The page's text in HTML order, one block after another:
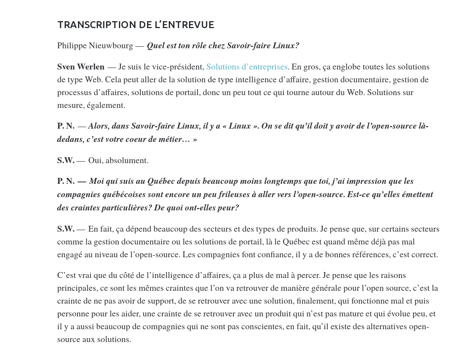
TRANSCRIPTION DE L’ENTREVUE
Philippe Nieuwbourg — Quel est ton rôle chez Savoir-faire Linux?
Sven Werlen — Je suis le vice-président,Solutions d’entreprises. En gros, ça englobe toutes les solutions
de type Web. Cela peut aller de la solution de type intelligence d’affaire, gestion documentaire, gestion de
processus d’affaires, solutions de portail, donc un peu tout ce qui tourne autour du Web. Solutions sur
mesure, également.
P. N. —Alors, dans Savoir-faire Linux, il y a « Linux ». On se dit qu’il doit y avoir de l’open-source là-
dedans, c’est votre coeur de métier… »
S.W.— Oui, absolument.
P. N. —Moi qui suis au Québec depuis beaucoup moins longtemps que toi, j’ai impression que les
compagnies québécoises sont encore un peu frileuses à aller vers l’open-source. Est-ce qu’elles émettent
des craintes particulières? De quoi ont-elles peur?
S.W.— En fait, ça dépend beaucoup des secteurs et des types de produits. Je pense que, sur certains secteurs
comme la gestion documentaire ou les solutions de portail, là le Québec est quand même déjà pas mal
engagé au niveau de l’open-source. Les compagnies font confiance, il y a de bonnes références, c’est correct.
C’est vrai que du côté de l’intelligence d’affaires, ça a plus de mal à percer. Je pense que les raisons
principales, ce sont les mêmes craintes que l’on va retrouver de manière générale pour l’open source, c’est la
crainte de ne pas avoir de support, de se retrouver avec une solution, finalement, qui fonctionne mal et puis
personne pour les aider, une crainte de se retrouver avec un produit qui n’est pas mature et qui évolue peu, et
il y a aussi beaucoup de compagnies qui ne sont pas conscientes, en fait, qu’il existe des alternatives open-
source aux solutions.